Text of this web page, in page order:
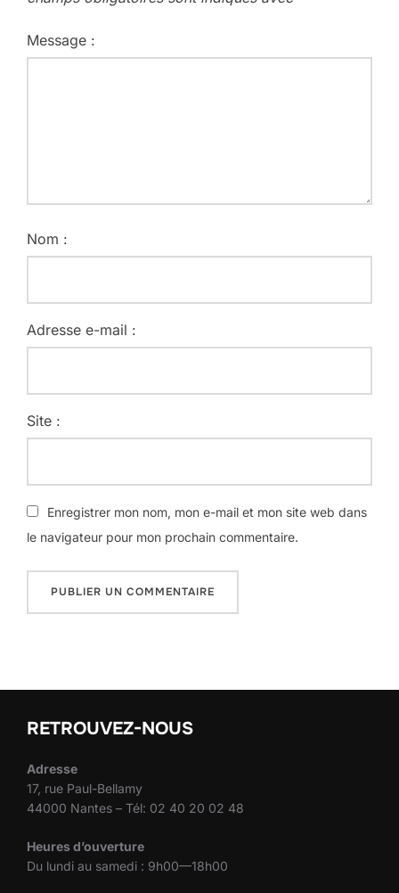
Message :
Nom :
Adresse e-mail :
Site :
Enregistrer mon nom, mon e-mail et mon site web dans
le navigateur pour mon prochain commentaire.
RETROUVEZ-NOUS
Adresse
17, rue Paul-Bellamy
44000 Nantes – Tél: 02 40 20 02 48
Heures d’ouverture
Du lundi au samedi : 9h00—18h00